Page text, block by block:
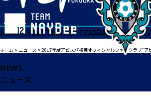
HOMETICKETMATCHTEAMNEWSGOODS
ホーム >ニュース >2017年度アビスパ福岡オフィシャルファンクラブ“アビーゴ” 会員特典『マッチ
NEWS
ニュース